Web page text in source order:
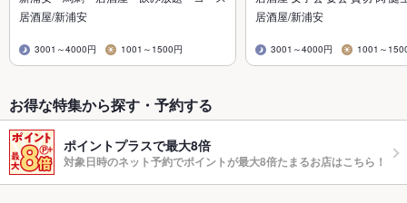
居酒屋/新浦安
3001～4000円 1001～1500円
居酒屋/新浦安
3001～4000円 1001～
お得な特集から探す・予約する
ポイントプラスで最大8倍
対象日時のネット予約でポイントが最大8倍たまるお店はこちら！